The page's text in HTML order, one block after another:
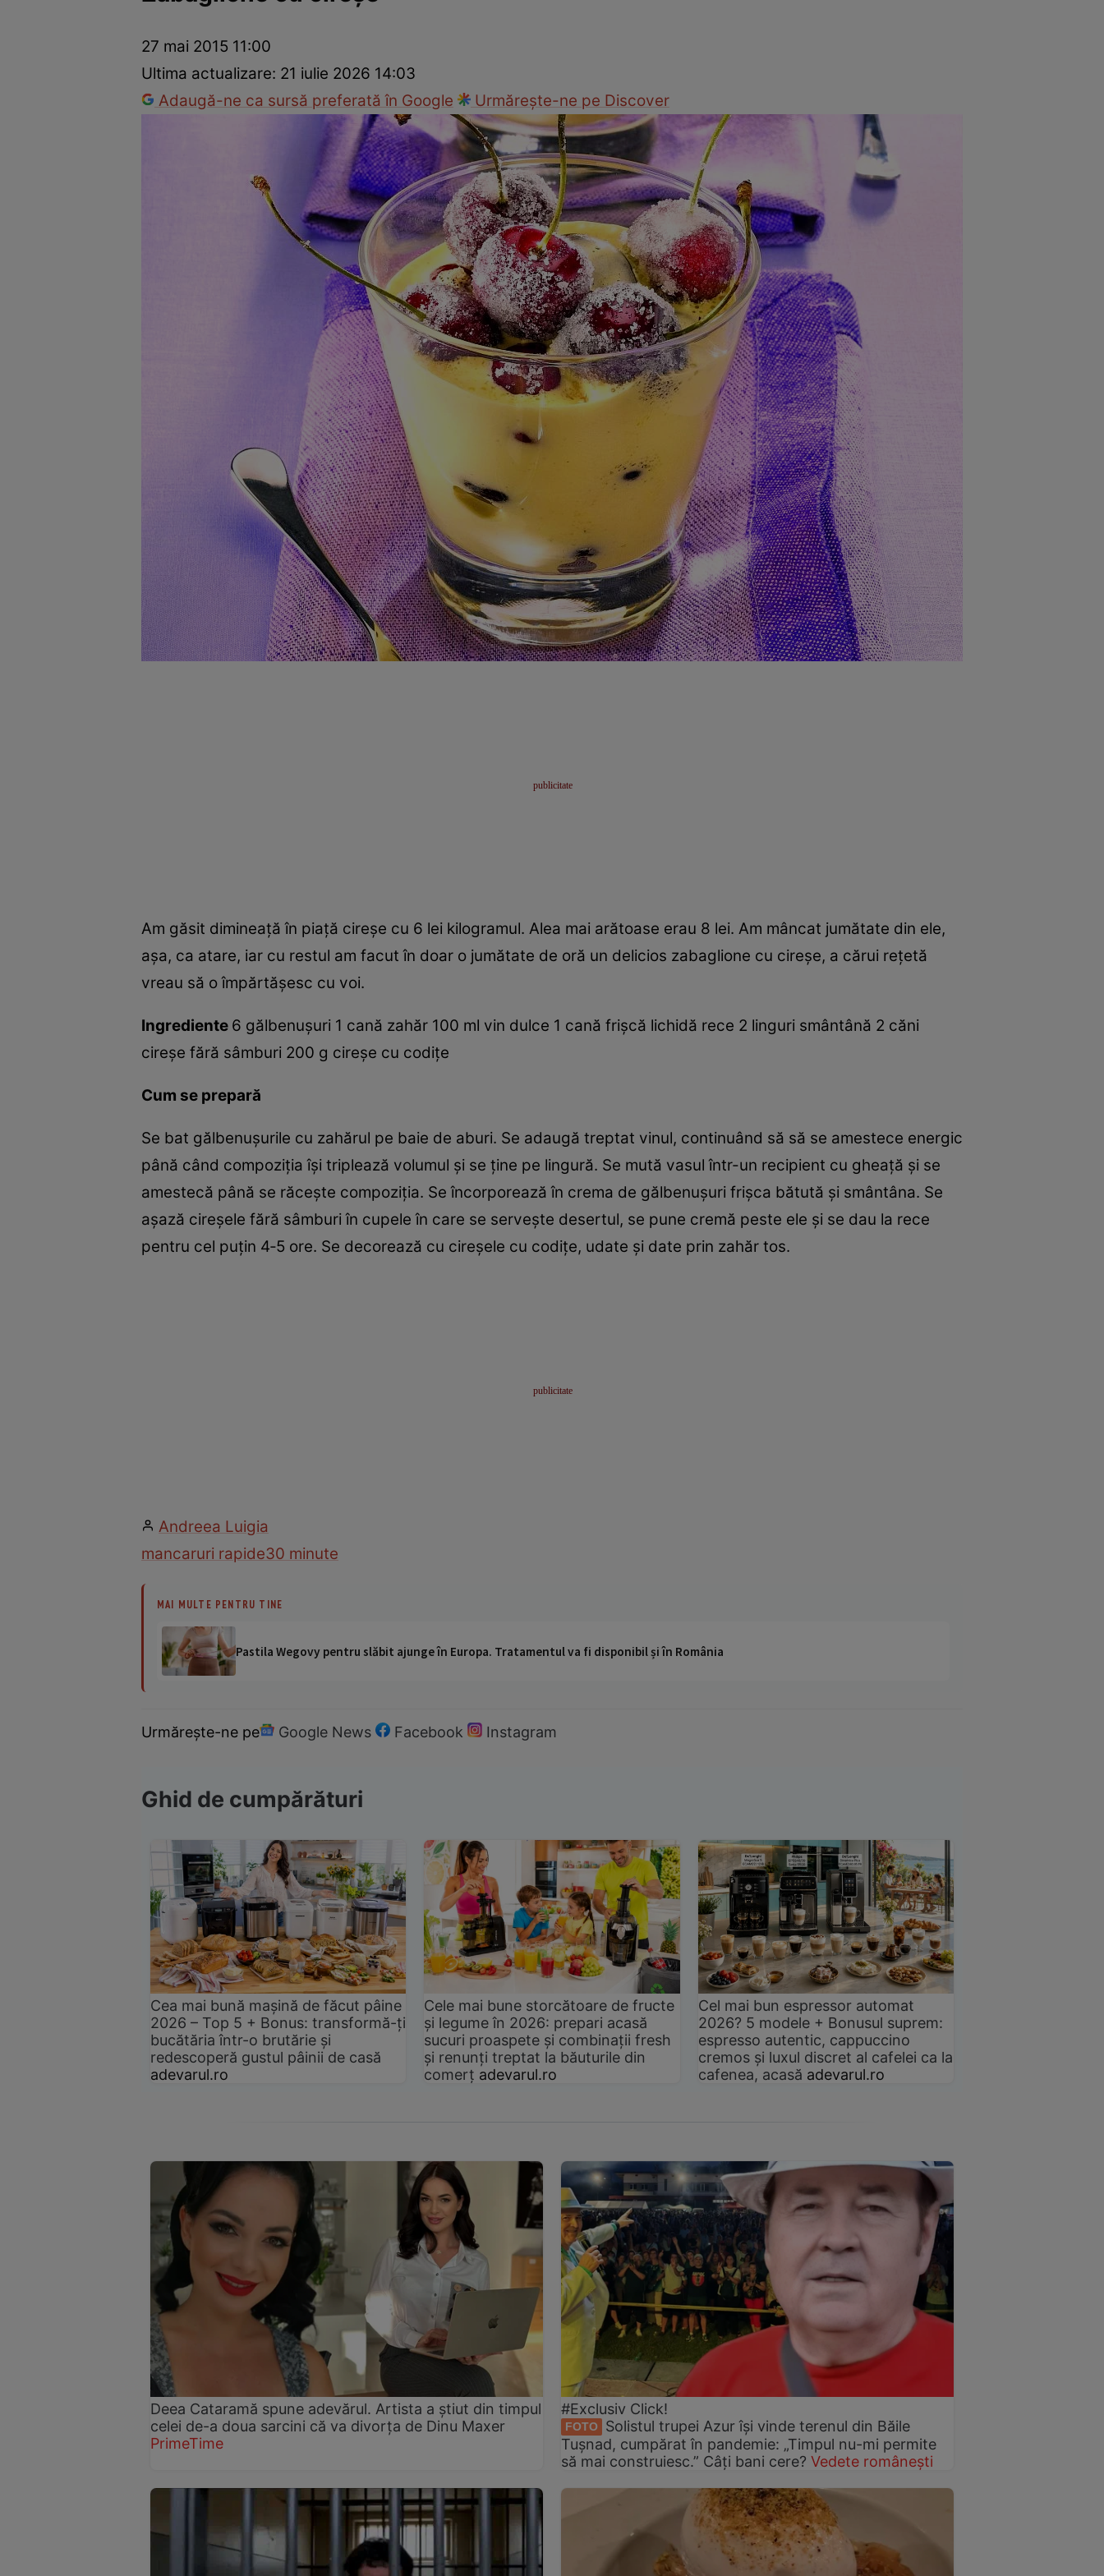
Mâncăruri rapideRețete cu legume
27 mai 2015 11:00
Ultima actualizare: 21 iulie 2026 14:03
Adaugă-ne ca sursă preferată în Google
Urmărește-ne pe Discover
Am găsit dimineaţă în piaţă cireşe cu 6 lei kilogramul. Alea mai arătoase erau 8 lei. Am mâncat jumătate din ele,
aşa, ca atare, iar cu restul am facut în doar o jumătate de oră un delicios zabaglione cu cireşe, a cărui reţetă
vreau să o împărtăşesc cu voi.
Ingrediente 6 gălbenuşuri 1 cană zahăr 100 ml vin dulce 1 cană frişcă lichidă rece 2 linguri smântână 2 căni
cireşe fără sâmburi 200 g cireşe cu codiţe
Cum se prepară
Se bat gălbenuşurile cu zahărul pe ­baie de aburi. Se adaugă treptat vinul, continuând să să se amestece energic
­până când compoziţia îşi triplează volumul şi se ţine pe lingură. Se mută vasul într-un recipient cu gheaţă şi se
amestecă până se răceşte ­compoziţia. Se încorporează în crema de gălbenuşuri frişca bătută şi smântâna. Se
aşază cireşele fără sâmburi în cupele în care se serveşte desertul, se pune cremă peste ele şi se dau la rece
pentru cel puţin 4‑5 ore. Se decorează cu cireşele cu codiţe, udate şi date prin zahăr tos.
Andreea Luigia
mancaruri rapide30 minute
MAI MULTE PENTRU TINE
Pastila Wegovy pentru slăbit ajunge în Europa. Tratamentul va fi disponibil și în România
Urmărește-ne pe Google News Facebook Instagram
Ghid de cumpărături
Cea mai bună mașină de făcut pâine
2026 – Top 5 + Bonus: transformă-ți
bucătăria într-o brutărie și
redescoperă gustul pâinii de casă
adevarul.ro
Cele mai bune storcătoare de fructe
și legume în 2026: prepari acasă
sucuri proaspete și combinații fresh
și renunți treptat la băuturile din
comerț adevarul.ro
Cel mai bun espressor automat
2026? 5 modele + Bonusul suprem:
espresso autentic, cappuccino
cremos și luxul discret al cafelei ca la
cafenea, acasă adevarul.ro
Deea Cataramă spune adevărul. Artista a știut din timpul
celei de-a doua sarcini că va divorța de Dinu Maxer
PrimeTime
#Exclusiv Click!
FOTO
Solistul trupei Azur își vinde terenul din Băile
Tușnad, cumpărat în pandemie: „Timpul nu-mi permite
să mai construiesc.” Câți bani cere? Vedete românești